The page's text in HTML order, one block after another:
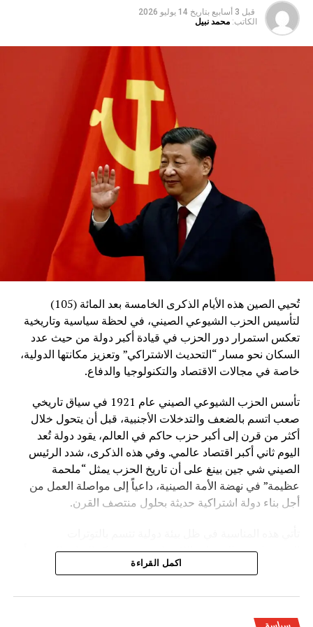
قبل 3 أسابيع بتاريخ 14 يوليو 2026
الكاتب: محمد نبيل
تُحيي الصين هذه الأيام الذكرى الخامسة بعد المائة (105)
لتأسيس الحزب الشيوعي الصيني، في لحظة سياسية وتاريخية
تعكس استمرار دور الحزب في قيادة أكبر دولة من حيث عدد
السكان نحو مسار “التحديث الاشتراكي” وتعزيز مكانتها الدولية،
خاصة في مجالات الاقتصاد والتكنولوجيا والدفاع.
تأسس الحزب الشيوعي الصيني عام 1921 في سياق تاريخي
صعب اتسم بالضعف والتدخلات الأجنبية، قبل أن يتحول خلال
أكثر من قرن إلى أكبر حزب حاكم في العالم، يقود دولة تُعد
اليوم ثاني أكبر اقتصاد عالمي. وفي هذه الذكرى، شدد الرئيس
الصيني شي جين بينغ على أن تاريخ الحزب يمثل “ملحمة
عظيمة” في نهضة الأمة الصينية، داعياً إلى مواصلة العمل من
أجل بناء دولة اشتراكية حديثة بحلول منتصف القرن.
الجيوسياسية والتغيرات الاقتصادية، حيث تؤكد القيادة الصينية أن
العالم يعيش مرحلة “تغيرات عميقة غير مسبوقة”. وفي هذا
التخطيط طويل المدى، والتقدم الصناعي، والتوسع التكنولوجي.
اكمل القراءة